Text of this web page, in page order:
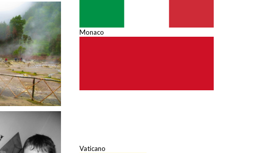
Monaco
Vaticano